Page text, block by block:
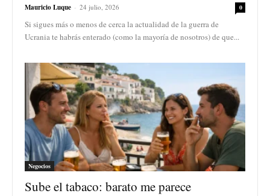
Mauricio Luque - 24 julio, 2026 0
Si sigues más o menos de cerca la actualidad de la guerra de
Ucrania te habrás enterado (como la mayoría de nosotros) de que...
Negocios
Sube el tabaco: barato me parece